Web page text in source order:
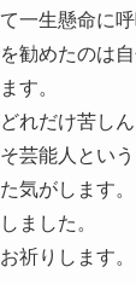
一生懸命に
勧めたのは
す。
れだけ苦し
芸能人とい
気がします。
ました。
祈りします。